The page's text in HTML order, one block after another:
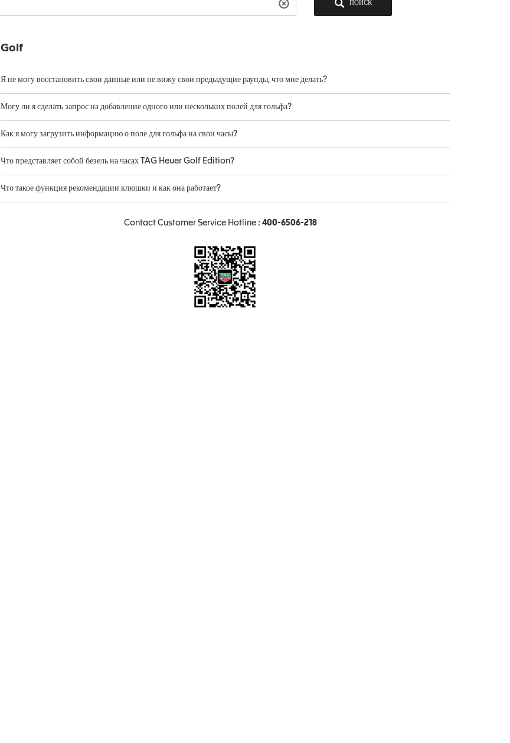
ПОИСК
Golf
Я не могу восстановить свои данные или не вижу свои предыдущие раунды, что мне делать?
Могу ли я сделать запрос на добавление одного или нескольких полей для гольфа?
Как я могу загрузить информацию о поле для гольфа на свои часы?
Что представляет собой безель на часах TAG Heuer Golf Edition?
Что такое функция рекомендации клюшки и как она работает?
Contact Customer Service Hotline :400-6506-218